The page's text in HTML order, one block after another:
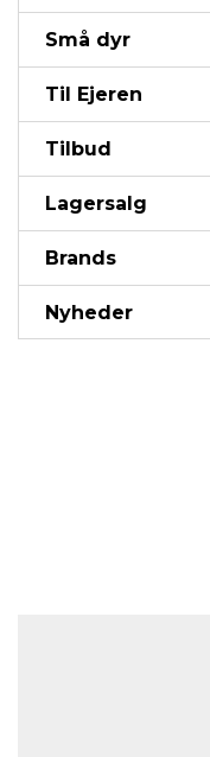
Små dyr
Til Ejeren
Tilbud
Lagersalg
Brands
Nyheder